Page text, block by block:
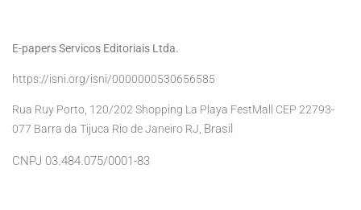
E-papers Servicos Editoriais Ltda.
https://isni.org/isni/0000000530656585
Rua Ruy Porto, 120/202 Shopping La Playa FestMall CEP 22793-
077 Barra da Tijuca Rio de Janeiro RJ, Brasil
CNPJ 03.484.075/0001-83